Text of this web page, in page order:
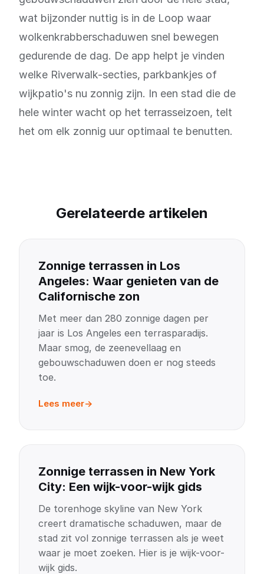
wat bijzonder nuttig is in de Loop waar
wolkenkrabberschaduwen snel bewegen
gedurende de dag. De app helpt je vinden
welke Riverwalk-secties, parkbankjes of
wijkpatio's nu zonnig zijn. In een stad die de
hele winter wacht op het terrasseizoen, telt
het om elk zonnig uur optimaal te benutten.
Gerelateerde artikelen
Zonnige terrassen in Los
Angeles: Waar genieten van de
Californische zon
Met meer dan 280 zonnige dagen per
jaar is Los Angeles een terrasparadijs.
Maar smog, de zeenevellaag en
gebouwschaduwen doen er nog steeds
toe.
Lees meer
Zonnige terrassen in New York
City: Een wijk-voor-wijk gids
De torenhoge skyline van New York
creert dramatische schaduwen, maar de
stad zit vol zonnige terrassen als je weet
waar je moet zoeken. Hier is je wijk-voor-
wijk gids.